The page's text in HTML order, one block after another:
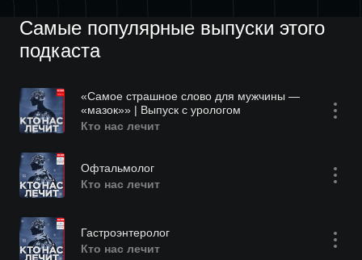
Самые популярные выпуски этого
подкаста
«Самое страшное слово для мужчины —
«мазок»» | Выпуск с урологом
Кто нас лечит
Офтальмолог
Кто нас лечит
Гастроэнтеролог
Кто нас лечит